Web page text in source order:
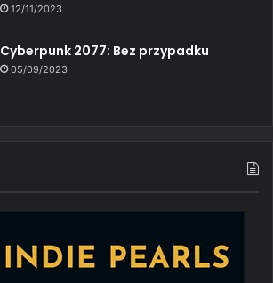
12/11/2023
Cyberpunk 2077: Bez przypadku
05/09/2023